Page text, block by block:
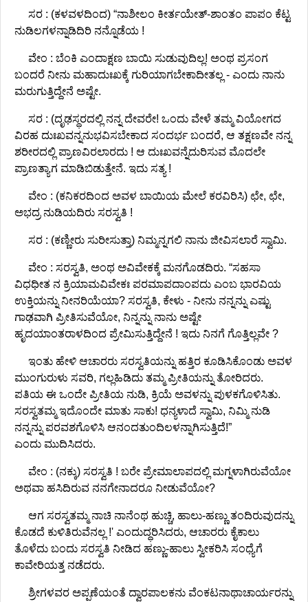
ಸರ : (ಕಳವಳದಿಂದ) “ನಾಶೀಲಂ ಕೀರ್ತಯೇತ್-ಶಾಂತಂ ಪಾಪಂ ಕೆಟ್ಟ
ನುಡಿಲಗಳನ್ನಾಡಿದಿರಿ ನನ್ನೊಡೆಯ !
ವೇಂ : ಬೆಂಕಿ ಎಂದಾಕ್ಷಣ ಬಾಯಿ ಸುಡುವುದಿಲ್ಲ! ಅಂಥ ಪ್ರಸಂಗ
ಬಂದರೆ ನೀನು ಮಹಾದುಃಖಕ್ಕೆ ಗುರಿಯಾಗಬೇಕಾದೀತಲ್ಲ - ಎಂದು ನಾನು
ಮರುಗುತ್ತಿದ್ದೇನೆ ಅಷ್ಟೇ.
ಸರ : (ದೃಢಸ್ಥರದಲ್ಲಿ ನನ್ನ ದೇವರೇ! ಒಂದು ವೇಳೆ ತಮ್ಮ ವಿಯೋಗದ
ವಿರಹ ದುಃಖವನ್ನನುಭವಿಸಬೇಕಾದ ಸಂದರ್ಭ ಬಂದರೆ, ಆ ತಕ್ಷಣವೇ ನನ್ನ
ಶರೀರದಲ್ಲಿ ಪ್ರಾಣವಿರಲಾರದು ! ಆ ದುಃಖವನ್ನೆದುರಿಸುವ ಮೊದಲೇ
ಪ್ರಾಣತ್ಯಾಗ ಮಾಡಿಬಿಡುತ್ತೇನೆ. ಇದು ಸತ್ಯ !
ವೇಂ : (ಕನಿಕರದಿಂದ ಅವಳ ಬಾಯಿಯ ಮೇಲೆ ಕರವಿರಿಸಿ) ಛೇ, ಛೇ,
ಅಭದ್ರ ನುಡಿಯದಿರು ಸರಸ್ವತಿ !
ಸರ : (ಕಣ್ಣೀರು ಸುರೀಸುತ್ತಾ) ನಿಮ್ಮನ್ನಗಲಿ ನಾನು ಜೀವಿಸಲಾರೆ ಸ್ವಾಮಿ.
ವೇಂ : ಸರಸ್ವತಿ, ಅಂಥ ಅವಿವೇಕಕ್ಕೆ ಮನಗೊಡದಿರು. “ಸಹಸಾ
ವಿಧಧೀತ ನ ಕ್ರಿಯಾಮವಿವೇಕಃ ಪರಮಾಪದಾಂಪದು ಎಂಬ ಭಾರವಿಯ
ಉಕ್ತಿಯನ್ನು ನೀನರಿಯೆಯಾ? ಸರಸ್ವತಿ, ಕೇಳು - ನೀನು ನನ್ನನ್ನು ಎಷ್ಟು
ಗಾಢವಾಗಿ ಪ್ರೀತಿಸುವೆಯೋ, ನಿನ್ನನ್ನು ನಾನು ಅಷ್ಟೇ
ಹೃದಯಾಂತರಾಳದಿಂದ ಪ್ರೇಮಿಸುತ್ತಿದ್ದೇನೆ ! ಇದು ನಿನಗೆ ಗೊತ್ತಿಲ್ಲವೇ ?
ಇಂತು ಹೇಳಿ ಆಚಾರರು ಸರಸ್ವತಿಯನ್ನು ಹತ್ತಿರ ಕೂಡಿಸಿಕೊಂಡು ಅವಳ
ಮುಂಗುರುಳು ಸವರಿ, ಗಲ್ಲಹಿಡಿದು ತಮ್ಮ ಪ್ರೀತಿಯನ್ನು ತೋರಿದರು.
ಪತಿಯ ಈ ಒಂದೇ ಪ್ರೀತಿಯ ನುಡಿ, ಕ್ರಿಯೆ ಅವಳನ್ನು ಪುಳಕಗೊಳಿಸಿತು.
ಸರಸ್ವತಮ್ಮ ಇದೊಂದೇ ಮಾತು ಸಾಕು! ಧನ್ಯಳಾದೆ ಸ್ವಾಮಿ, ನಿಮ್ಮಿ ನುಡಿ
ನನ್ನನ್ನು ಪರವಶಗೊಳಿಸಿ ಆನಂದತುಂದಿಲಳನ್ನಾಗಿಸುತ್ತಿದೆ!”
ಎಂದು ಮುದಿಸಿದರು.
ವೇಂ : (ನಕ್ಕು) ಸರಸ್ವತಿ ! ಬರೇ ಪ್ರೇಮಾಲಾಪದಲ್ಲಿ ಮಗ್ನಳಾಗಿರುವೆಯೋ
ಅಥವಾ ಹಸಿದಿರುವ ನನಗೇನಾದರೂ ನೀಡುವೆಯೋ?
ಆಗ ಸರಸ್ವತಮ್ಮ ನಾಚಿ ನಾನೆಂಥ ಹುಚ್ಚಿ, ಹಾಲು-ಹಣ್ಣು ತಂದಿರುವುದನ್ನು
ಕೊಡದೆ ಕುಳಿತಿರುವೆನಲ್ಲ !' ಎಂದುದ್ಧರಿಸಿದರು, ಆಚಾರರು ಕೈಕಾಲು
ತೊಳೆದು ಬಂದು ಸರಸ್ವತಿ ನೀಡಿದ ಹಣ್ಣು-ಹಾಲು ಸ್ವೀಕರಿಸಿ ಸಂಧ್ಯೆಗೆ
ಕಾವೇರಿಯತ್ತ ನಡೆದರು.
ಶ್ರೀಗಳವರ ಅಪ್ಪಣೆಯಂತೆ ದ್ವಾರಪಾಲಕನು ವೆಂಕಟನಾಥಾಚಾರ್ಯರನ್ನು